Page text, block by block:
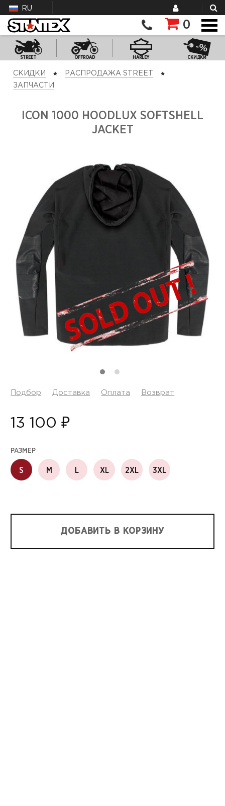
RU
0
STREET OFFROAD HARLEY СКИДКИ
СКИДКИ
РАСПРОДАЖА STREET
ЗАПЧАСТИ
ICON 1000 HOODLUX SOFTSHELL
JACKET
Подбор Доставка Оплата Возврат
13 100 ₽
РАЗМЕР
S M L XL 2XL 3XL
ДОБАВИТЬ В КОРЗИНУ